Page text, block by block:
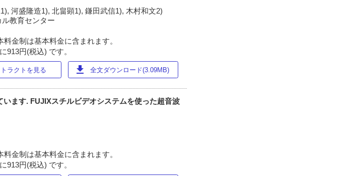
河盛隆造1), 北畠顕1), 鎌田武信1), 木村和文2)
教育センター
金制は基本料金に含まれます。
913円(税込) です。
ラクトを見る download 全文ダウンロード(3.09MB)
ます. FUJIXスチルビデオシステムを使った超音波
金制は基本料金に含まれます。
913円(税込) です。